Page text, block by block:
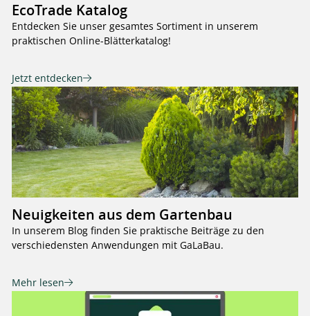
EcoTrade Katalog
Entdecken Sie unser gesamtes Sortiment in unserem
praktischen Online-Blätterkatalog!
Jetzt entdecken
Neuigkeiten aus dem Gartenbau
In unserem Blog finden Sie praktische Beiträge zu den
verschiedensten Anwendungen mit GaLaBau.
Mehr lesen